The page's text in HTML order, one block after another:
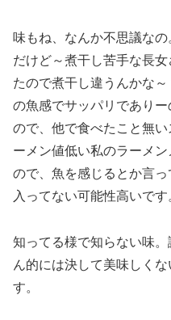
味もね、なんか不思議な
だけど～煮干し苦手な長
たので煮干し違うんかな
の魚感でサッパリであり
ので、他で食べたこと無
ーメン値低い私のラーメ
ので、魚を感じるとか言
入ってない可能性高いです
知ってる様で知らない味
ん的には決して美味しく
す。